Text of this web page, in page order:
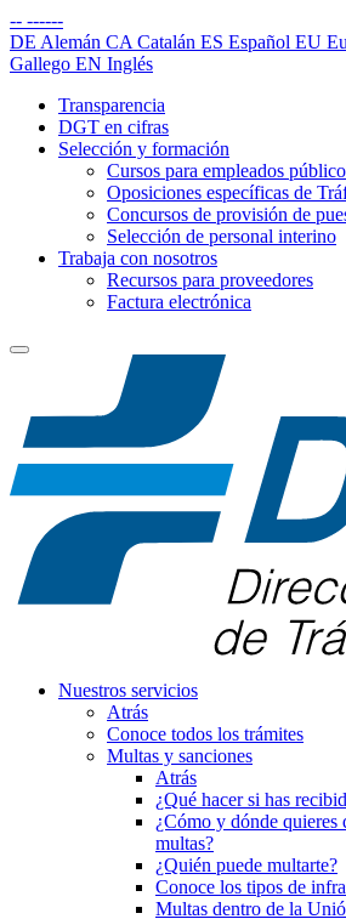
-- ------
DE Alemán CA Catalán ES Español EU
Gallego EN Inglés
Transparencia
DGT en cifras
Selección y formación
Cursos para empleados
Oposiciones específicas de
Concursos de provisión de
Selección de personal interino
Trabaja con nosotros
Recursos para proveedores
Factura electrónica
Nuestros servicios
Atrás
Conoce todos los trámites
Multas y sanciones
Atrás
¿Qué hacer si has
¿Cómo y dónde quieres
multas?
¿Quién puede multarte?
Conoce los tipos de
Multas dentro de la